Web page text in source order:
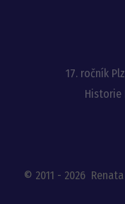
17. ročník
Historie
© 2011 - 2026